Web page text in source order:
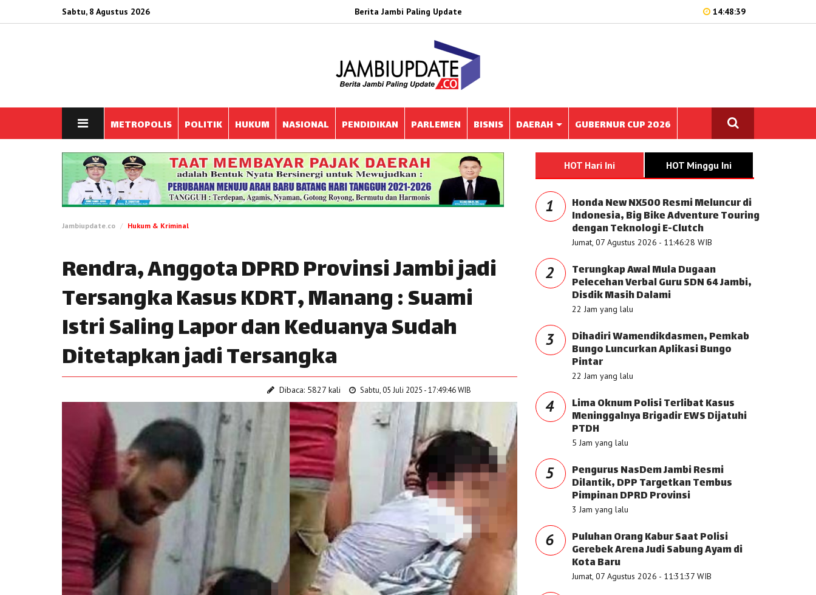
Sabtu, 8 Agustus 2026 Berita Jambi Paling Update 14:48:39
METROPOLIS POLITIK HUKUM NASIONAL PENDIDIKAN PARLEMEN BISNIS DAERAH GUBERNUR CUP 2026
Jambiupdate.co Hukum & Kriminal
Rendra, Anggota DPRD Provinsi Jambi jadi
Tersangka Kasus KDRT, Manang : Suami
Istri Saling Lapor dan Keduanya Sudah
Ditetapkan jadi Tersangka
Dibaca: 5827 kali Sabtu, 05 Juli 2025 - 17:49:46 WIB
HOT Hari Ini HOT Minggu Ini
1 Honda New NX500 Resmi Meluncur di
Indonesia, Big Bike Adventure Touring
dengan Teknologi E-Clutch
Jumat, 07 Agustus 2026 - 11:46:28 WIB
2 Terungkap Awal Mula Dugaan
Pelecehan Verbal Guru SDN 64 Jambi,
Disdik Masih Dalami
22 Jam yang lalu
3 Dihadiri Wamendikdasmen, Pemkab
Bungo Luncurkan Aplikasi Bungo
Pintar
22 Jam yang lalu
4 Lima Oknum Polisi Terlibat Kasus
Meninggalnya Brigadir EWS Dijatuhi
PTDH
5 Jam yang lalu
5 Pengurus NasDem Jambi Resmi
Dilantik, DPP Targetkan Tembus
Pimpinan DPRD Provinsi
3 Jam yang lalu
6 Puluhan Orang Kabur Saat Polisi
Gerebek Arena Judi Sabung Ayam di
Kota Baru
Jumat, 07 Agustus 2026 - 11:31:37 WIB